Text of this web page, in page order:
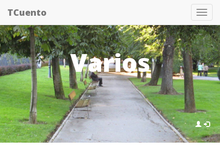
Pasar
contenido
principal
TCuento
Varios